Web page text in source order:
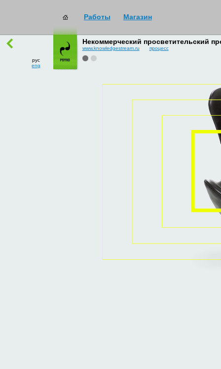
Работы Магазин
рус
eng
Некоммерческий просветительский
www.knowledgestream.ru процесс